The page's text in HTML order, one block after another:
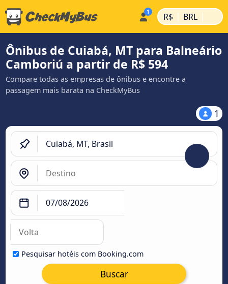
R$ | BRL |
Ônibus de Cuiabá, MT para Balneário
Camboriú a partir de R$ 594
Compare todas as empresas de ônibus e encontre a
passagem mais barata na CheckMyBus
1
Pesquisar hotéis com Booking.com
Buscar